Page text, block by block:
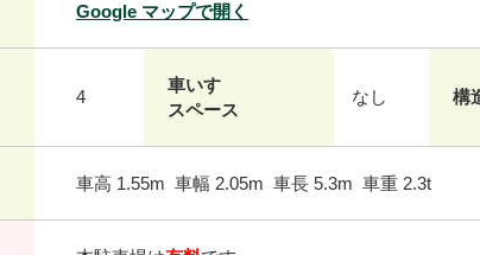
Google マップで開く
4
車いす
スペース
なし 構
車高 1.55m 車幅 2.05m 車長 5.3m 車重 2.3t